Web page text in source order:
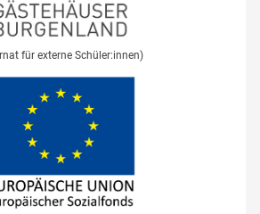
für externe Schüler:innen)